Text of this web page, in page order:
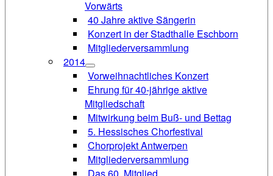
Vorwärts
40 Jahre aktive Sängerin
Konzert in der Stadthalle Eschborn
Mitgliederversammlung
2014
Vorweihnachtliches Konzert
Ehrung für 40-jährige aktive
Mitgliedschaft
Mitwirkung beim Buß- und Bettag
5. Hessisches Chorfestival
Chorprojekt Antwerpen
Mitgliederversammlung
Das 60. Mitglied